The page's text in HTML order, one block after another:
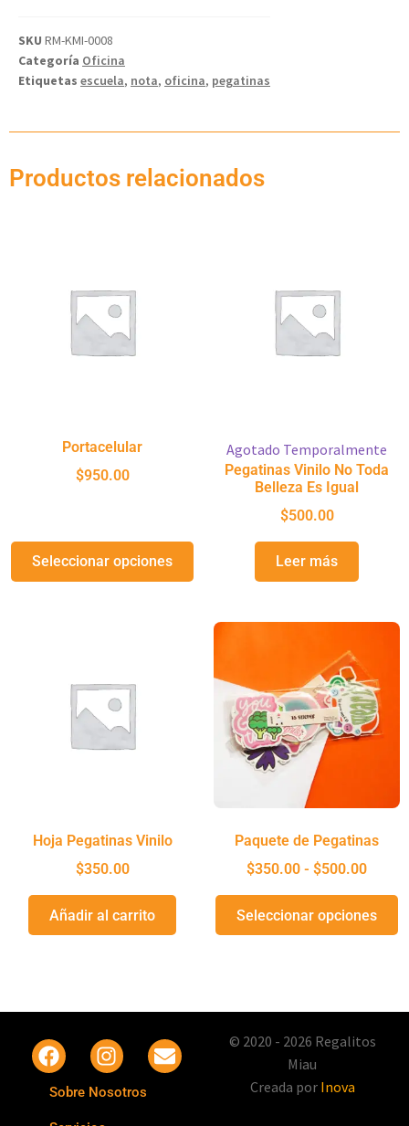
SKU RM-KMI-0008
Categoría Oficina
Etiquetas escuela, nota, oficina, pegatinas
Productos relacionados
Portacelular
$950.00
Seleccionar opciones
Agotado Temporalmente
Pegatinas Vinilo No Toda
Belleza Es Igual
$500.00
Leer más
Hoja Pegatinas Vinilo
$350.00
Añadir al carrito
Paquete de Pegatinas
$350.00 - $500.00
Seleccionar opciones
Sobre Nosotros
© 2020 - 2026 Regalitos
Miau
Creada por Inova